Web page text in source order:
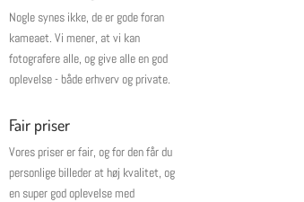
Nogle synes ikke, de er gode foran
kameaet. Vi mener, at vi kan
fotografere alle, og give alle en god
oplevelse - både erhverv og private.
Fair priser
Vores priser er fair, og for den får du
personlige billeder at høj kvalitet, og
en super god oplevelse med